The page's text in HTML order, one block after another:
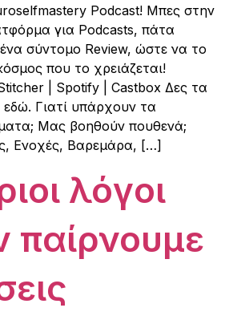
Podcast! ​Μπες στην
για Podcasts, πάτα
σύντομο Review, ώστε να το
που το χρειάζεται!
| Spotify | Castbox Δες τα
εδώ. Γιατί υπάρχουν τα
Μας βοηθούν πουθενά;
Ενοχές, Βαρεμάρα, […]
λόγοι
παίρνουμε